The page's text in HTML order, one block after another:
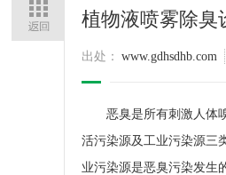
植物液喷雾除臭
出处： www.gdhsdhb.com
恶臭是所有刺激人体嗅
活污染源及工业污染源三
业污染源是恶臭污染发生